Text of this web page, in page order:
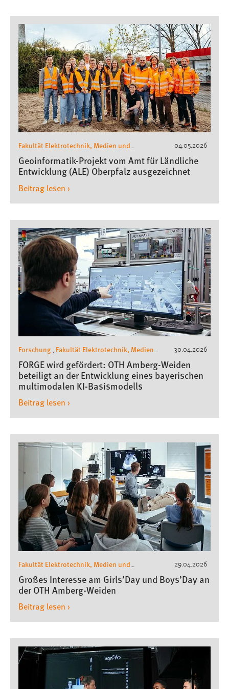
04.05.2026
Fakultät Elektrotechnik, Medien und
Informatik
Geoinformatik-Projekt vom Amt für Ländliche
Entwicklung (ALE) Oberpfalz ausgezeichnet
Beitrag lesen ›
30.04.2026
Forschung , Fakultät Elektrotechnik, Medien
und Informatik
Pressemeldungen Kompetenzzentrum
Künstliche Intelligenz
FORGE wird gefördert: OTH Amberg-Weiden
beteiligt an der Entwicklung eines bayerischen
multimodalen KI-Basismodells
Beitrag lesen ›
29.04.2026
Fakultät Elektrotechnik, Medien und
Informatik
Fakultät Maschinenbau /
Umwelttechnik , Fakultät
Wirtschaftsingenieurwesen und Gesundheit
Zentrum für Gender und Diversity
Großes Interesse am Girls’Day und Boys’Day an
der OTH Amberg-Weiden
Beitrag lesen ›